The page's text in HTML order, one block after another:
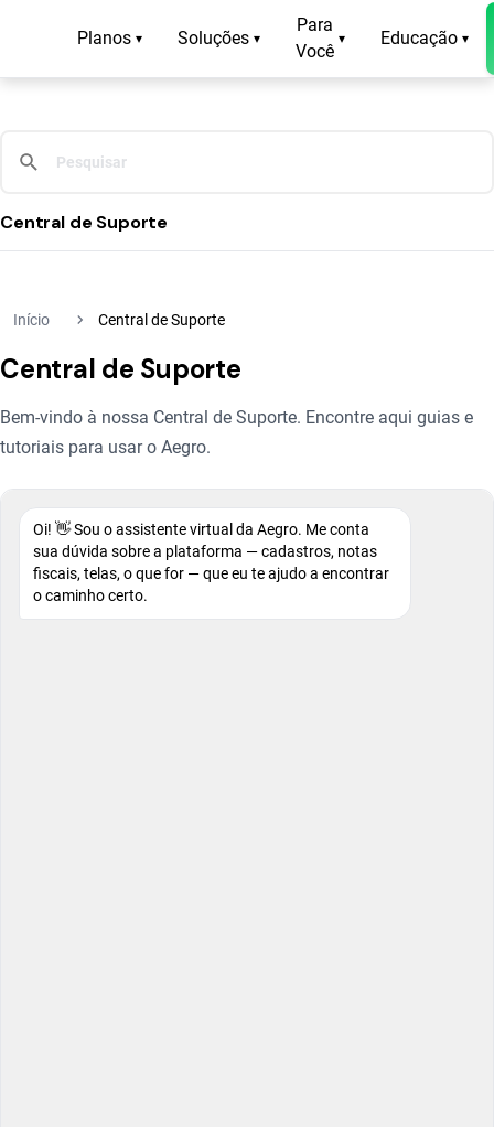
Planos ▾ Soluções ▾
Para
Você
▾ Educação ▾
Central de Suporte
Início navigate_next Central de Suporte
Central de Suporte
Bem-vindo à nossa Central de Suporte. Encontre aqui guias e
tutoriais para usar o Aegro.
Oi! 👋 Sou o assistente virtual da Aegro. Me conta
sua dúvida sobre a plataforma — cadastros, notas
fiscais, telas, o que for — que eu te ajudo a encontrar
o caminho certo.